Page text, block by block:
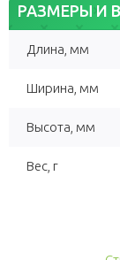
РАЗМЕРЫ И
Длина, мм
Ширина, мм
Высота, мм
Вес, г